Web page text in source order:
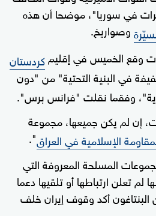
مرات في سوريا"، موضحا أن هذه
وصواريخ.
وقع الخميس في إقليمكردستان
في البنية التحتية" من "دون
وفقما نقلت "فرانس برس".
إن لم يكن جميعها، مجموعة
الإسلامية في العراق".
المسلحة المعروفة التي
تعلن ارتباطها أو تلقيها دعما
أكد وقوف إيران خلف